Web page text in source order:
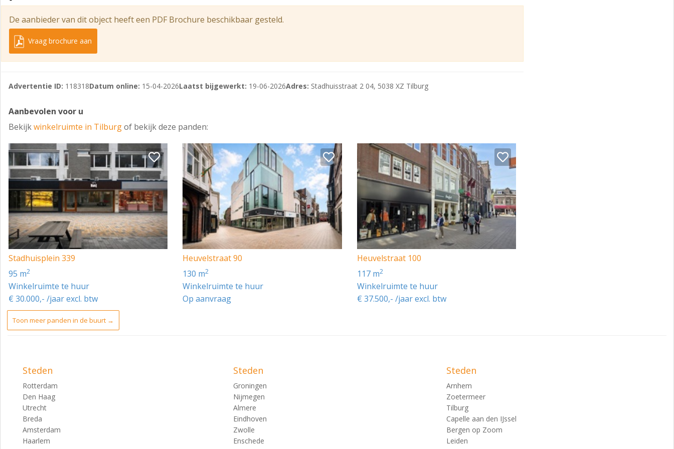
Alle door ons verstrekte informatie is geheel vrijblijvend. Alle gegevens zijn met zorg samengesteld en uit ons inziens betrouwbare bron
afkomstig.
De aanbieder van dit object heeft een PDF Brochure beschikbaar gesteld.
Vraag brochure aan
Advertentie ID: 118318Datum online: 15-04-2026Laatst bijgewerkt: 19-06-2026Adres: Stadhuisstraat 2 04, 5038 XZ Tilburg
Aanbevolen voor u
Bekijkwinkelruimte in Tilburgof bekijk deze panden:
Stadhuisplein 339
95 m2
Winkelruimte te huur
€ 30.000,- /jaar excl. btw
Heuvelstraat 90
130 m2
Winkelruimte te huur
Op aanvraag
Heuvelstraat 100
117 m2
Winkelruimte te huur
€ 37.500,- /jaar excl. btw
Toon meer panden in de buurt →
Steden
Rotterdam
Den Haag
Utrecht
Breda
Amsterdam
Haarlem
Steden
Groningen
Nijmegen
Almere
Eindhoven
Zwolle
Enschede
Steden
Arnhem
Zoetermeer
Tilburg
Capelle aan den IJssel
Bergen op Zoom
Leiden